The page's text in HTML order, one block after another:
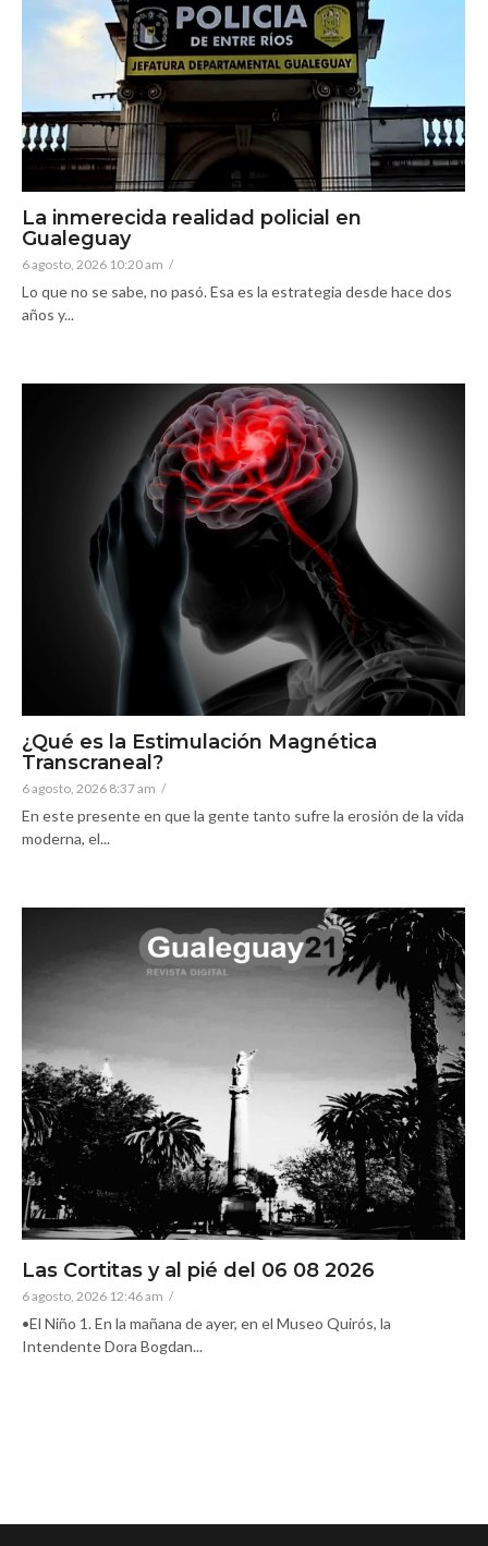
La inmerecida realidad policial en
Gualeguay
6 agosto, 2026 10:20 am /
Lo que no se sabe, no pasó. Esa es la estrategia desde hace dos
años y...
¿Qué es la Estimulación Magnética
Transcraneal?
6 agosto, 2026 8:37 am /
En este presente en que la gente tanto sufre la erosión de la vida
moderna, el...
Las Cortitas y al pié del 06 08 2026
6 agosto, 2026 12:46 am /
•El Niño 1. En la mañana de ayer, en el Museo Quirós, la
Intendente Dora Bogdan...